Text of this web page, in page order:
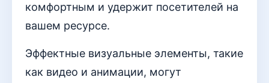
комфортным и удержит посетителей на
вашем ресурсе.
Эффектные визуальные элементы, такие
как видео и анимации, могут